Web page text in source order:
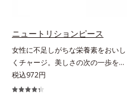
味展開。プロテイン独特のにおいや
クセが少なく、水に溶けやすいの
で、手軽においしくたんぱく質を摂
れます。*1 1杯分（約27g）当り。
コラーゲン含む。*2 ビタミンB1、
ニュートリションピース
女性に不足しがちな栄養素をおいし
くチャージ。美しさの次の一歩を引
き出すタブレット。現代女性に不足
しがちな栄養素に着目。ぽいっとひ
税込972円